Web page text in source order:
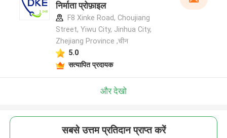
निर्माता प्रोफ़ाइल
F8 Xinke Road, Choujiang
Street, Yiwu City, Jinhua City,
Zhejiang Province ,चीन
5.0
सत्यापित प्रदायक
और देखो
सबसे उत्तम प्रतिदान प्राप्त करें